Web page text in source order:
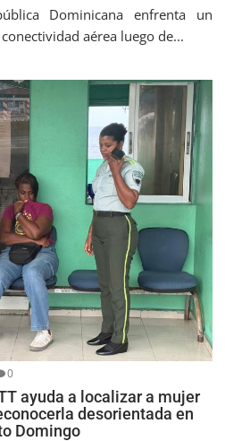
Dominicana enfrenta un
aérea luego de...
0
ayuda a localizar a mujer
desorientada en
Domingo